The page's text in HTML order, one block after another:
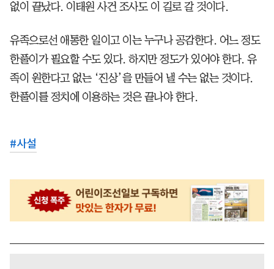
없이 끝났다. 이태원 사건 조사도 이 길로 갈 것이다.
유족으로선 애통한 일이고 이는 누구나 공감한다. 어느 정도
한풀이가 필요할 수도 있다. 하지만 정도가 있어야 한다. 유
족이 원한다고 없는 ‘진상’을 만들어 낼 수는 없는 것이다.
한풀이를 정치에 이용하는 것은 끝나야 한다.
#사설